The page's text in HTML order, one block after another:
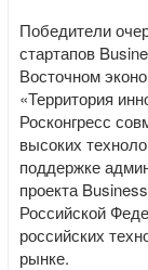
Победители
стартапов
Восточном
«Территория
Росконгресс
высоких
поддержке
проекта
Российской
российских
рынке.